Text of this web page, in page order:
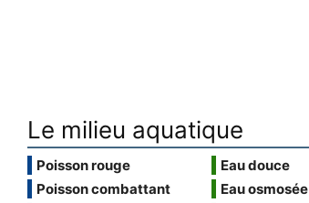
Le milieu aquatique
Poisson rouge
Poisson combattant
Eau douce
Eau osmosée